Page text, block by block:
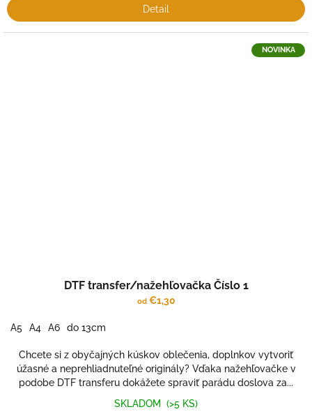
Detail
NOVINKA
DTF transfer/nažehľovačka Číslo 1
od€1,30
A5 A4 A6 do 13cm
Chcete si z obyčajných kúskov oblečenia, doplnkov vytvoriť
úžasné a neprehliadnuteľné originály? Vďaka nažehľovačke v
podobe DTF transferu dokážete spraviť parádu doslova za...
SKLADOM (>5 KS)